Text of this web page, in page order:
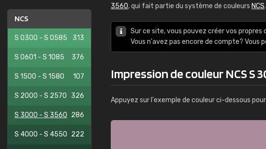
NCS
S 0300 - S 0585 313
S 0601 - S 1085 376
S 1500 - S 1580 107
S 2000 - S 2570 326
S 3000 - S 3560 286
S 4000 - S 4550 222
3560, qui fait partie du système de couleurs NCS.
Sur ce site, vous pouvez créer vos
Vous n'avez pas encore de compte? Vous
Impression de couleur NCS S
Appuyez sur l'exemple de couleur ci-dessous